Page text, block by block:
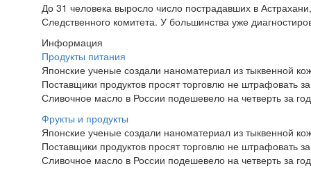
До 31 человека выросло число пострадавших в
Следственного комитета. У большинства уже
Информация
Продукты питания
Японские ученые создали наноматериал из тыквенной
Поставщики продуктов просят торговлю не штрафовать
Сливочное масло в России подешевело на четверть за год
Фрукты и продукты
Японские ученые создали наноматериал из тыквенной
Поставщики продуктов просят торговлю не штрафовать
Сливочное масло в России подешевело на четверть за год